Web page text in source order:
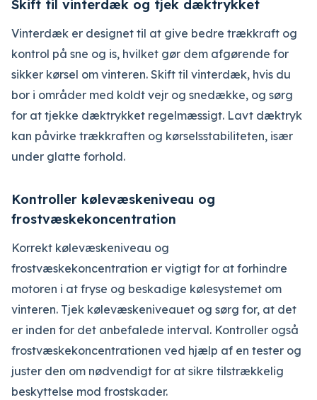
Skift til vinterdæk og tjek dæktrykket
Vinterdæk er designet til at give bedre trækkraft og
kontrol på sne og is, hvilket gør dem afgørende for
sikker kørsel om vinteren. Skift til vinterdæk, hvis du
bor i områder med koldt vejr og snedække, og sørg
for at tjekke dæktrykket regelmæssigt. Lavt dæktryk
kan påvirke trækkraften og kørselsstabiliteten, især
under glatte forhold.
Kontroller kølevæskeniveau og
frostvæskekoncentration
Korrekt kølevæskeniveau og
frostvæskekoncentration er vigtigt for at forhindre
motoren i at fryse og beskadige kølesystemet om
vinteren. Tjek kølevæskeniveauet og sørg for, at det
er inden for det anbefalede interval. Kontroller også
frostvæskekoncentrationen ved hjælp af en tester og
juster den om nødvendigt for at sikre tilstrækkelig
beskyttelse mod frostskader.